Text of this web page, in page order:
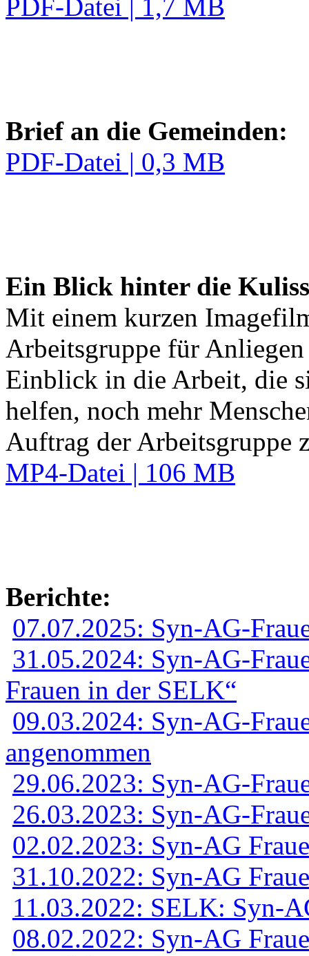
PDF-Datei | 1,7 MB
Brief an die Gemeinden:
PDF-Datei | 0,3 MB
Ein Blick hinter die
Mit einem kurzen
Arbeitsgruppe für
Einblick in die Arbeit, die
helfen, noch mehr
Auftrag der Arbeitsgruppe
MP4-Datei | 106 MB
Berichte:
07.07.2025: Syn-AG-
31.05.2024: Syn-AG-
Frauen in der SELK“
09.03.2024: Syn-AG-
angenommen
29.06.2023: Syn-AG-
26.03.2023: Syn-AG-
02.02.2023: Syn-AG
31.10.2022: Syn-AG
11.03.2022: SELK: Syn-
08.02.2022: Syn-AG